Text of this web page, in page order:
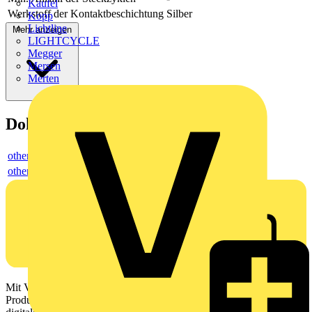
Kaufel
Kopp
Lichtline
LIGHTCYCLE
Megger
Mersen
Merten
Werkstoff der Kontaktbeschichtung Silber
Mehr anzeigen
Dokumente
others
others
Mit Voltimum erhalten Elektrofachkräfte Zugang zu Branchennews,
Produktinformationen, Schulungen und Tools – alles auf einer